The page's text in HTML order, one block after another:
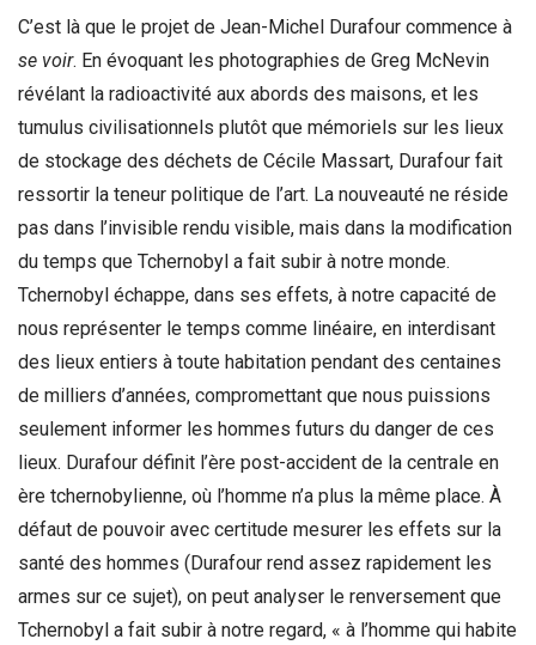
C’est là que le projet de Jean-Michel Durafour commence à
se voir. En évoquant les photographies de Greg McNevin
révélant la radioactivité aux abords des maisons, et les
tumulus civilisationnels plutôt que mémoriels sur les lieux
de stockage des déchets de Cécile Massart, Durafour fait
ressortir la teneur politique de l’art. La nouveauté ne réside
pas dans l’invisible rendu visible, mais dans la modification
du temps que Tchernobyl a fait subir à notre monde.
Tchernobyl échappe, dans ses effets, à notre capacité de
nous représenter le temps comme linéaire, en interdisant
des lieux entiers à toute habitation pendant des centaines
de milliers d’années, compromettant que nous puissions
seulement informer les hommes futurs du danger de ces
lieux. Durafour définit l’ère post-accident de la centrale en
ère tchernobylienne, où l’homme n’a plus la même place. À
défaut de pouvoir avec certitude mesurer les effets sur la
santé des hommes (Durafour rend assez rapidement les
armes sur ce sujet), on peut analyser le renversement que
Tchernobyl a fait subir à notre regard, « à l’homme qui habite